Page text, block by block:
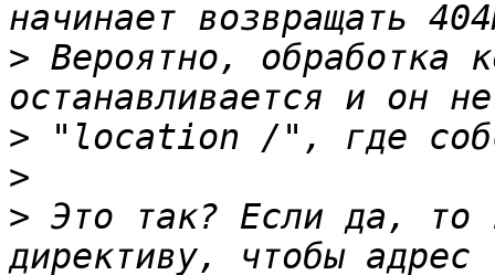
> Вероятно, обработка
>
>
> Это так? Если да, то